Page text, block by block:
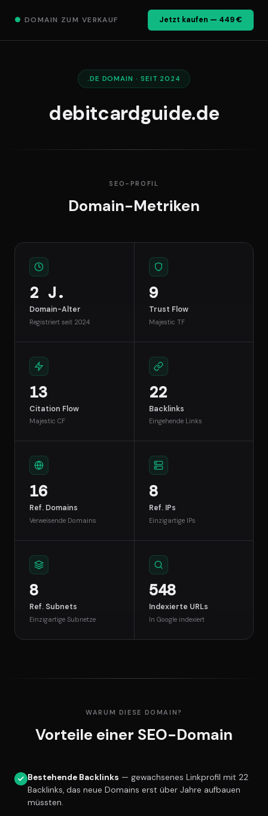
● DOMAIN ZUM VERKAUF Jetzt kaufen — 449 €
.DE DOMAIN · SEIT 2024
debitcardguide.de
SEO-PROFIL
Domain-Metriken
2 J.
Domain-Alter
Registriert seit 2024
9
Trust Flow
Majestic TF
13
Citation Flow
Majestic CF
22
Backlinks
Eingehende Links
16
Ref. Domains
Verweisende Domains
8
Ref. IPs
Einzigartige IPs
8
Ref. Subnets
Einzigartige Subnetze
548
Indexierte URLs
In Google indexiert
WARUM DIESE DOMAIN?
Vorteile einer SEO-Domain
Bestehende Backlinks — gewachsenes Linkprofil mit 22
Backlinks, das neue Domains erst über Jahre aufbauen
müssten.